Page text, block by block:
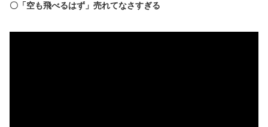
〇「空も飛べるはず」売れてなさすぎる